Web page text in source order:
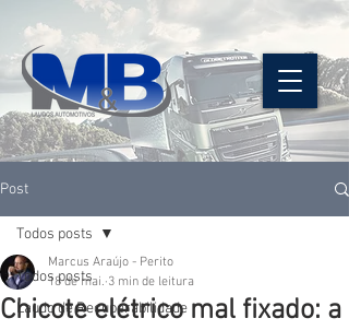
Post
Todos posts
Laudo de Recuperabilidade
Todos posts
Chicote elétrico mal fixado: a
Marcus Araújo - Perito
18 de mai. 3 min de leitura